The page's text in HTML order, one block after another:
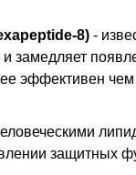
8) -
замедляет
эффективен чем
защитных